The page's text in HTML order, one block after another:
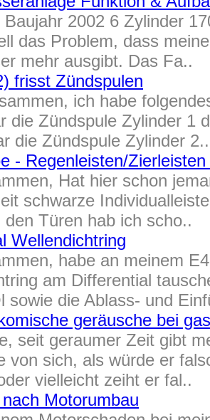
Baujahr 2002 6 Zylinder
das Problem, dass
mehr ausgibt. Das Fa..
frisst Zündspulen
ich habe
die Zündspule Zylinder 1
die Zündspule Zylinder 2..
- Regenleisten/Zierleisten
Hat hier schon
schwarze
den Türen hab ich scho..
Wellendichtring
habe an meinem
am Differential
sowie die Ablass- und
geräusche bei
seit geraumer Zeit gibt
von sich, als würde er
vielleicht zeiht er fal..
Motorumbau